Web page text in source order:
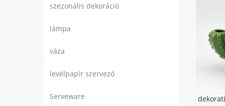
szezonális dekoráció
lámpa
váza
levélpapír szervező
Serveware